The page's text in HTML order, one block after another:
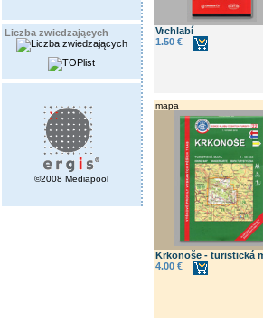
Liczba zwiedzających
©2008 Mediapool
Vrchlabí
1.50 €
mapa
Krkonoše - turistická
4.00 €